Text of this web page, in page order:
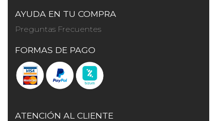
AYUDA EN TU COMPRA
Preguntas Frecuentes
FORMAS DE PAGO
ATENCIÓN AL CLIENTE